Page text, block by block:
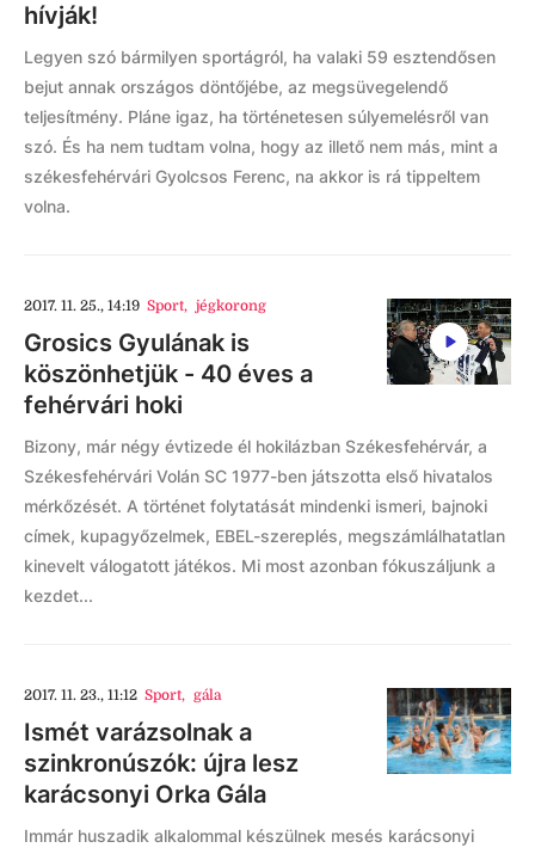
hívják!
Legyen szó bármilyen sportágról, ha valaki 59 esztendősen
bejut annak országos döntőjébe, az megsüvegelendő
teljesítmény. Pláne igaz, ha történetesen súlyemelésről van
szó. És ha nem tudtam volna, hogy az illető nem más, mint a
székesfehérvári Gyolcsos Ferenc, na akkor is rá tippeltem
volna.
2017. 11. 25., 14:19 Sport, jégkorong
Grosics Gyulának is
köszönhetjük - 40 éves a
fehérvári hoki
Bizony, már négy évtizede él hokilázban Székesfehérvár, a
Székesfehérvári Volán SC 1977-ben játszotta első hivatalos
mérkőzését. A történet folytatását mindenki ismeri, bajnoki
címek, kupagyőzelmek, EBEL-szereplés, megszámlálhatatlan
kinevelt válogatott játékos. Mi most azonban fókuszáljunk a
kezdet...
2017. 11. 23., 11:12 Sport, gála
Ismét varázsolnak a
szinkronúszók: újra lesz
karácsonyi Orka Gála
Immár huszadik alkalommal készülnek mesés karácsonyi